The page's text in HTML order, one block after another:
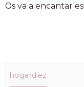
Os va a encantar
hogardiez